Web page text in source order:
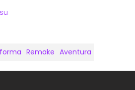
Remake Aventura